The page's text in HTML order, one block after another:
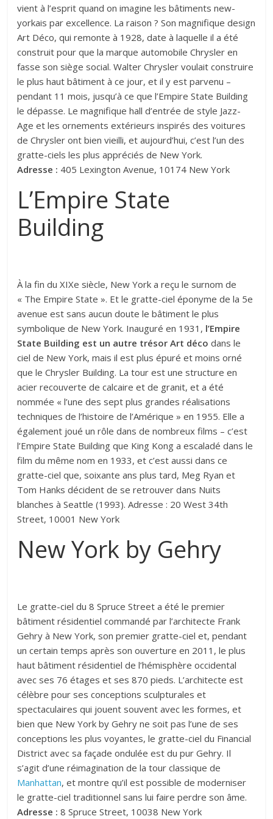
vient à l’esprit quand on imagine les bâtiments new-
yorkais par excellence. La raison ? Son magnifique design
Art Déco, qui remonte à 1928, date à laquelle il a été
construit pour que la marque automobile Chrysler en
fasse son siège social. Walter Chrysler voulait construire
le plus haut bâtiment à ce jour, et il y est parvenu –
pendant 11 mois, jusqu’à ce que l’Empire State Building
le dépasse. Le magnifique hall d’entrée de style Jazz-
Age et les ornements extérieurs inspirés des voitures
de Chrysler ont bien vieilli, et aujourd’hui, c’est l’un des
gratte-ciels les plus appréciés de New York.
Adresse : 405 Lexington Avenue, 10174 New York
L’Empire State
Building
À la fin du XIXe siècle, New York a reçu le surnom de
« The Empire State ». Et le gratte-ciel éponyme de la 5e
avenue est sans aucun doute le bâtiment le plus
symbolique de New York. Inauguré en 1931, l’Empire
State Building est un autre trésor Art déco dans le
ciel de New York, mais il est plus épuré et moins orné
que le Chrysler Building. La tour est une structure en
acier recouverte de calcaire et de granit, et a été
nommée « l’une des sept plus grandes réalisations
techniques de l’histoire de l’Amérique » en 1955. Elle a
également joué un rôle dans de nombreux films – c’est
l’Empire State Building que King Kong a escaladé dans le
film du même nom en 1933, et c’est aussi dans ce
gratte-ciel que, soixante ans plus tard, Meg Ryan et
Tom Hanks décident de se retrouver dans Nuits
blanches à Seattle (1993). Adresse : 20 West 34th
Street, 10001 New York
New York by Gehry
Le gratte-ciel du 8 Spruce Street a été le premier
bâtiment résidentiel commandé par l’architecte Frank
Gehry à New York, son premier gratte-ciel et, pendant
un certain temps après son ouverture en 2011, le plus
haut bâtiment résidentiel de l’hémisphère occidental
avec ses 76 étages et ses 870 pieds. L’architecte est
célèbre pour ses conceptions sculpturales et
spectaculaires qui jouent souvent avec les formes, et
bien que New York by Gehry ne soit pas l’une de ses
conceptions les plus voyantes, le gratte-ciel du Financial
District avec sa façade ondulée est du pur Gehry. Il
s’agit d’une réimagination de la tour classique de
Manhattan, et montre qu’il est possible de moderniser
le gratte-ciel traditionnel sans lui faire perdre son âme.
Adresse : 8 Spruce Street, 10038 New York